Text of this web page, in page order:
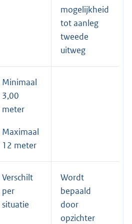
mogelijkheid
tot aanleg
tweede
uitweg
Minimaal
3,00
meter
Maximaal
12 meter
Verschilt
per
situatie
Wordt
bepaald
door
opzichter